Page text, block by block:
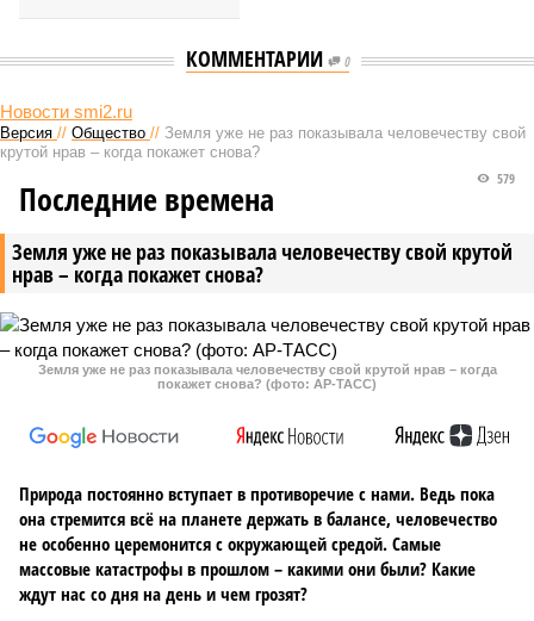
КОММЕНТАРИИ 0
Новости smi2.ru
Версия // Общество // Земля уже не раз показывала человечеству свой
крутой нрав – когда покажет снова?
Земля уже не раз показывала человечеству свой крутой
нрав – когда покажет снова?
579
Последние времена
Земля уже не раз показывала человечеству свой крутой нрав – когда
покажет снова? (фото: АР-ТАСС)
Природа постоянно вступает в противоречие с нами. Ведь пока
она стремится всё на планете держать в балансе, человечество
не особенно церемонится с окружающей средой. Самые
массовые катастрофы в прошлом – какими они были? Какие
ждут нас со дня на день и чем грозят?